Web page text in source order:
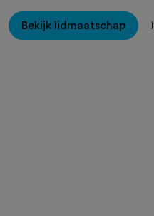
Bekijk lidmaatschap